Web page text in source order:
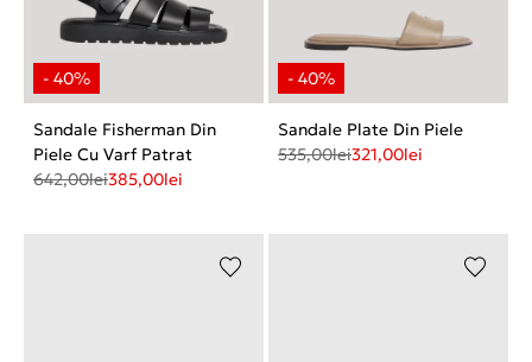
Sandale Fisherman Din
Piele Cu Varf Patrat
642,00lei385,00lei
Sandale Plate Din Piele
535,00lei321,00lei